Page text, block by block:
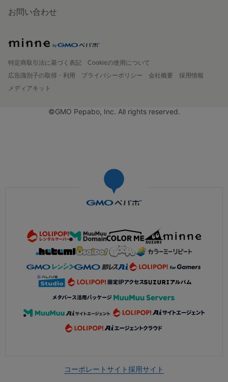
お問い合わせ
特定商取引法に基づく表記
Cookieの使用について
広告識別子の取得・利用
プライバシーポリシー 会社概要
採用情報
メディアキット
©GMO Pepabo, Inc. All rights reserved.
コーポレートサイト採用サイト